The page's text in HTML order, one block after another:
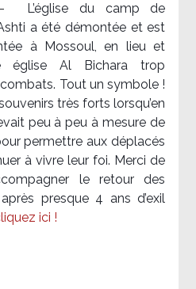
L’église du camp de
a été démontée et est
à Mossoul, en lieu et
église Al Bichara trop
Tout un symbole !
très forts lorsqu’en
peu à peu à mesure de
permettre aux déplacés
à vivre leur foi. Merci de
le retour des
presque 4 ans d’exil
ici !